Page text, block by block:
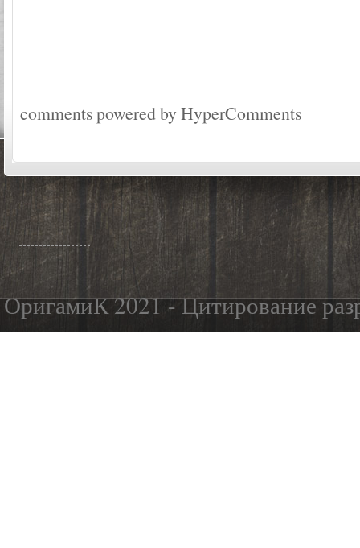
comments powered by HyperComments
ОригамиК 2021 - Цитирование